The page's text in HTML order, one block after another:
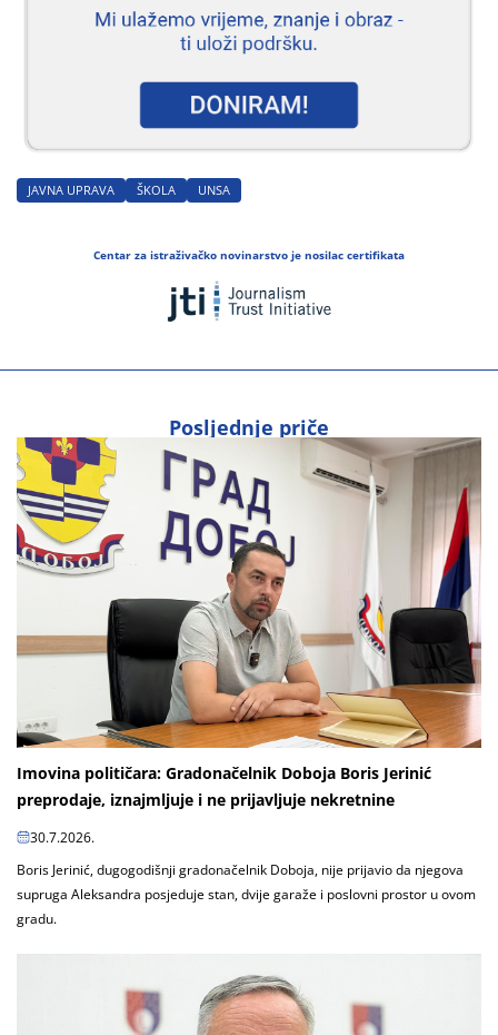
JAVNA UPRAVA ŠKOLA UNSA
Centar za istraživačko novinarstvo je nosilac certifikata
Posljednje priče
Imovina političara: Gradonačelnik Doboja Boris Jerinić
preprodaje, iznajmljuje i ne prijavljuje nekretnine
30.7.2026.
Boris Jerinić, dugogodišnji gradonačelnik Doboja, nije prijavio da njegova
supruga Aleksandra posjeduje stan, dvije garaže i poslovni prostor u ovom
gradu.